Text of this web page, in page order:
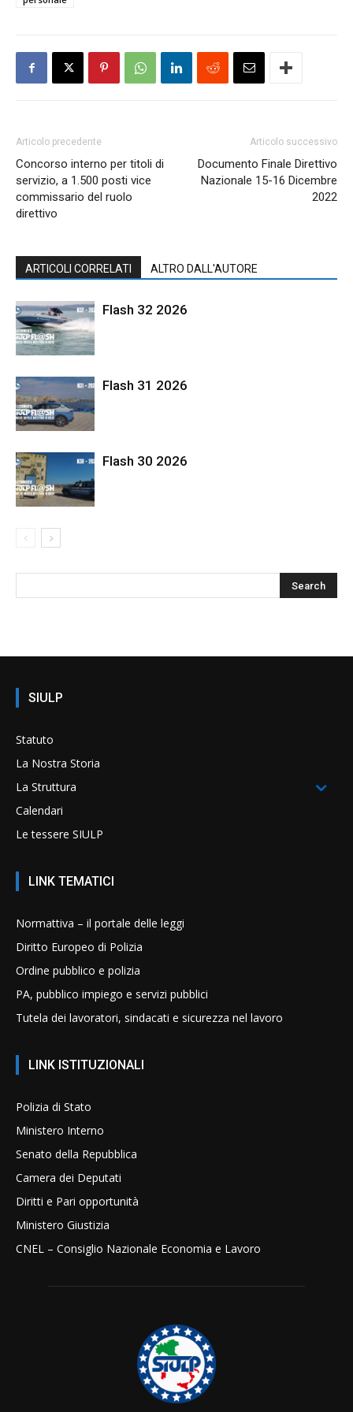
Articolo precedente
Concorso interno per titoli di
servizio, a 1.500 posti vice
commissario del ruolo
direttivo
Articolo successivo
Documento Finale Direttivo
Nazionale 15-16 Dicembre
2022
ARTICOLI CORRELATI ALTRO DALL'AUTORE
Flash 32 2026
Flash 31 2026
Flash 30 2026
SIULP
Statuto
La Nostra Storia
La Struttura
Calendari
Le tessere SIULP
LINK TEMATICI
Normattiva – il portale delle leggi
Diritto Europeo di Polizia
Ordine pubblico e polizia
PA, pubblico impiego e servizi pubblici
Tutela dei lavoratori, sindacati e sicurezza nel lavoro
LINK ISTITUZIONALI
Polizia di Stato
Ministero Interno
Senato della Repubblica
Camera dei Deputati
Diritti e Pari opportunità
Ministero Giustizia
CNEL – Consiglio Nazionale Economia e Lavoro